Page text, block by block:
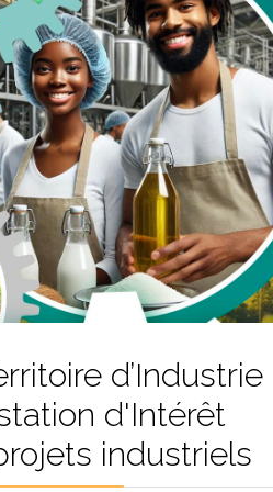
d’Industrie
d'Intérêt
industriels